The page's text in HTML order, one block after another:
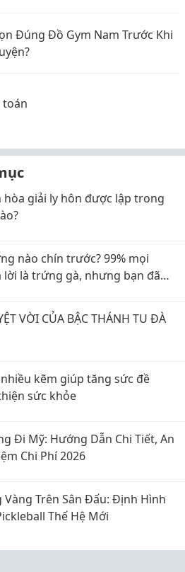
Đúng Đồ Gym Nam Trước Khi
toán
hòa giải ly hôn được lập trong
nào chín trước? 99% mọi
là trứng gà, nhưng bạn đã
VỜI CỦA BẬC THÁNH TU ĐÀ
kẽm giúp tăng sức đề
sức khỏe
Đi Mỹ: Hướng Dẫn Chi Tiết, An
Chi Phí 2026
Vàng Trên Sân Đấu: Định Hình
Thế Hệ Mới